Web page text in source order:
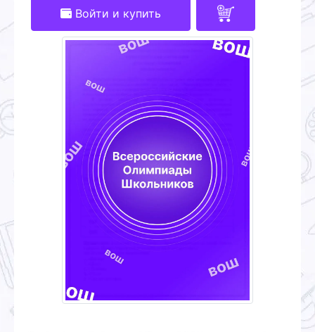
Войти и купить